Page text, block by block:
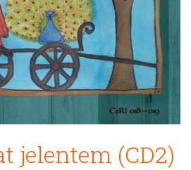
jelentem (CD2)